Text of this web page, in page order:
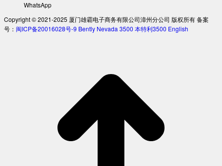
WhatsApp
Copyright © 2021-2025 厦门雄霸电子商务有限公司漳州分公司 版权所有 备案
号： 闽ICP备20016028号-9 Bently Nevada 3500 本特利3500 English